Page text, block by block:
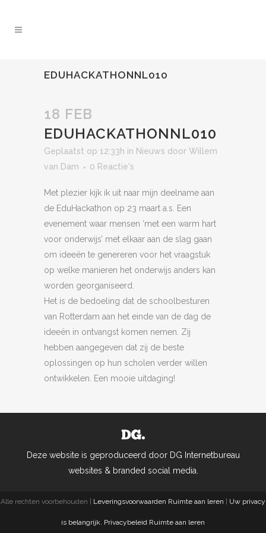
EDUHACKATHONNL010
18 FEB
EDUHACKATHONNL010
Geplaatst op 12:33h in Nieuws door Willem
van Dam
0 Reactie's
Met plezier kijk ik uit naar mijn deelname aan
de EduHackathon op 23 maart a.s. Een
evenement waar mensen ‘met een warm hart
voor onderwijs’ met elkaar aan de slag gaan
om ideeën te genereren voor het vraagstuk
op welke manieren het onderwijs anders kan
worden georganiseerd.
Het is de bedoeling dat de schoolbesturen
van Rotterdam aan het einde van de dag de
ideeën in ontvangst komen nemen. Zij
hebben aangegeven dat zij de beste
oplossingen op hun scholen verder willen
ontwikkelen. Een mooie uitdaging!
Deze website is geproduceerd door DG Internetbureau
websites & branded social media.
Alle rechten voorbehouden | Leveringsvoorwaarden Ruimte aan leren Uw privacy
is belangrijk. Privacybeleid Ruimte aan leren